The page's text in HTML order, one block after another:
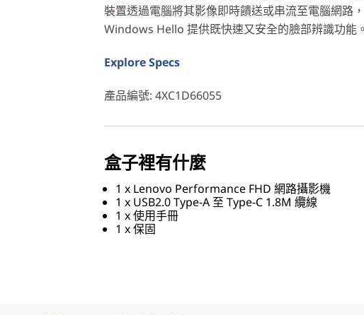
裝置透過電腦將其影像即時饋送或串流至電腦網路
Windows Hello 提供既快速又安全的臉部辨識功能。
Explore Specs
產品編號: 4XC1D66055
盒子裡有什麼
1 x Lenovo Performance FHD 網路攝影機
1 x USB2.0 Type-A 至 Type-C 1.8M 纜線
1 x 使用手冊
1 x 保固